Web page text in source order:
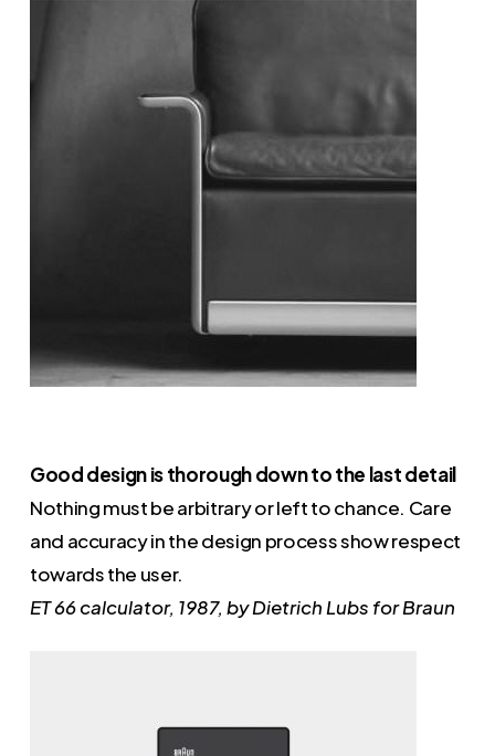
Good design is thorough down to the last detail
Nothing must be arbitrary or left to chance. Care
and accuracy in the design process show respect
towards the user.
ET 66 calculator, 1987, by Dietrich Lubs for Braun